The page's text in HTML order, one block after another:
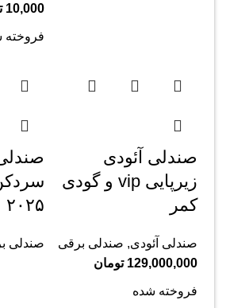
10,000
صندلی آئودی
زیرپایی vip و گودی
کمر
صندلی آئودی, صندلی برقی
129,000,000 تومان
فروخته
۲۰۲۵
صندلی
فروخته شده